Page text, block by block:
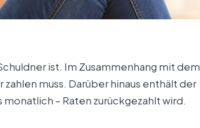
ist. Im Zusammenhang mit dem
muss. Darüber hinaus enthält der
– Raten zurückgezahlt wird.